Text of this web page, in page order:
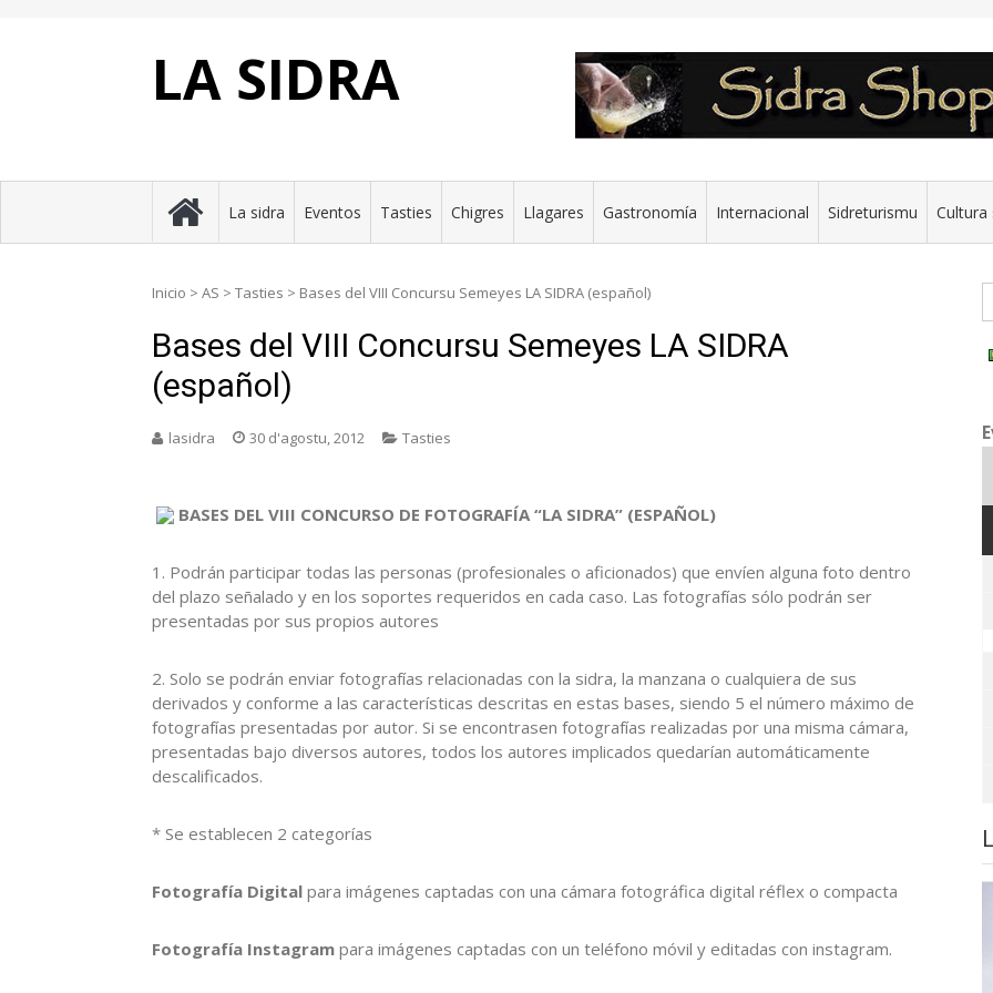
LA SIDRA
La sidra Eventos Tasties Chigres Llagares Gastronomía Internacional Sidreturismu Cultura
Inicio > AS > Tasties > Bases del VIII Concursu Semeyes LA SIDRA (español)
Bases del VIII Concursu Semeyes LA SIDRA
(español)
lasidra 30 d'agostu, 2012 Tasties
BASES DEL VIII CONCURSO DE FOTOGRAFÍA “LA SIDRA” (ESPAÑOL)
1. Podrán participar todas las personas (profesionales o aficionados) que envíen alguna foto dentro
del plazo señalado y en los soportes requeridos en cada caso. Las fotografías sólo podrán ser
presentadas por sus propios autores
2. Solo se podrán enviar fotografías relacionadas con la sidra, la manzana o cualquiera de sus
derivados y conforme a las características descritas en estas bases, siendo 5 el número máximo de
fotografías presentadas por autor. Si se encontrasen fotografías realizadas por una misma cámara,
presentadas bajo diversos autores, todos los autores implicados quedarían automáticamente
descalificados.
* Se establecen 2 categorías
Fotografía Digital para imágenes captadas con una cámara fotográfica digital réflex o compacta
Fotografía Instagram para imágenes captadas con un teléfono móvil y editadas con instagram.